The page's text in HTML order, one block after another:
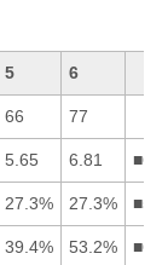
5 6
66 77
5.65 6.81
27.3% 27.3%
39.4% 53.2%